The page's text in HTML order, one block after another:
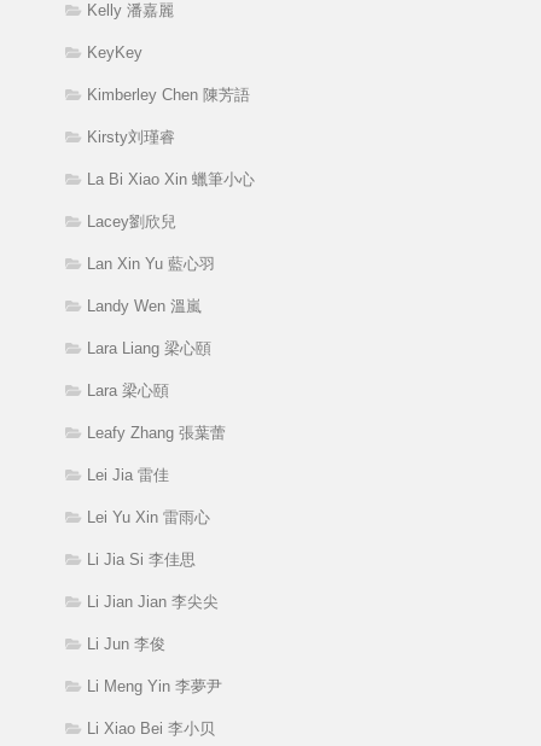
Kelly 潘嘉麗
KeyKey
Kimberley Chen 陳芳語
Kirsty刘瑾睿
La Bi Xiao Xin 蠟筆小心
Lacey劉欣兒
Lan Xin Yu 藍心羽
Landy Wen 溫嵐
Lara Liang 梁心頤
Lara 梁心頤
Leafy Zhang 張葉蕾
Lei Jia 雷佳
Lei Yu Xin 雷雨心
Li Jia Si 李佳思
Li Jian Jian 李尖尖
Li Jun 李俊
Li Meng Yin 李夢尹
Li Xiao Bei 李小贝